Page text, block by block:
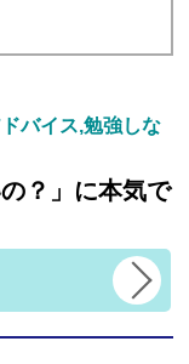
バイス,勉強しな
？」に本気で